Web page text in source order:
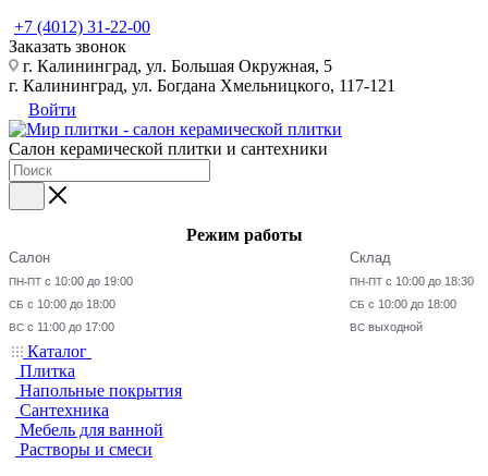
+7 (4012) 31-22-00
Заказать звонок
г. Калининград, ул. Большая Окружная, 5
г. Калининград, ул. Богдана Хмельницкого, 117-121
Войти
Салон керамической плитки и сантехники
Режим работы
Салон
ПН-ПТ с 10:00 до 19:00
СБ с 10:00 до 18:00
ВС с 11:00 до 17:00
Склад
ПН-ПТ с 10:00 до 18:30
СБ с 10:00 до 18:00
ВС выходной
Каталог
Плитка
Напольные покрытия
Сантехника
Мебель для ванной
Растворы и смеси